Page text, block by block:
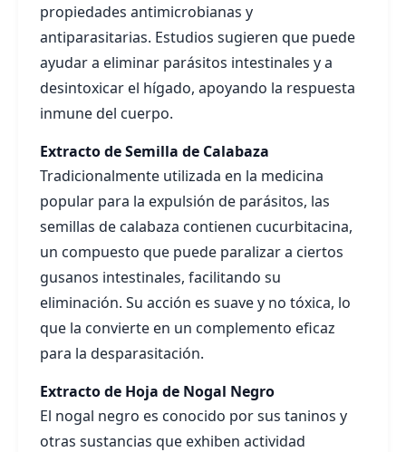
propiedades antimicrobianas y
antiparasitarias. Estudios sugieren que puede
ayudar a eliminar parásitos intestinales y a
desintoxicar el hígado, apoyando la respuesta
inmune del cuerpo.
Extracto de Semilla de Calabaza
Tradicionalmente utilizada en la medicina
popular para la expulsión de parásitos, las
semillas de calabaza contienen cucurbitacina,
un compuesto que puede paralizar a ciertos
gusanos intestinales, facilitando su
eliminación. Su acción es suave y no tóxica, lo
que la convierte en un complemento eficaz
para la desparasitación.
Extracto de Hoja de Nogal Negro
El nogal negro es conocido por sus taninos y
otras sustancias que exhiben actividad